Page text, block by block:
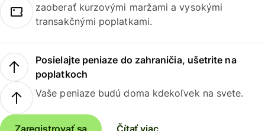
zaoberať kurzovými maržami a vysokými
transakčnými poplatkami.
Posielajte peniaze do zahraničia, ušetrite na
poplatkoch
Vaše peniaze budú doma kdekoľvek na svete.